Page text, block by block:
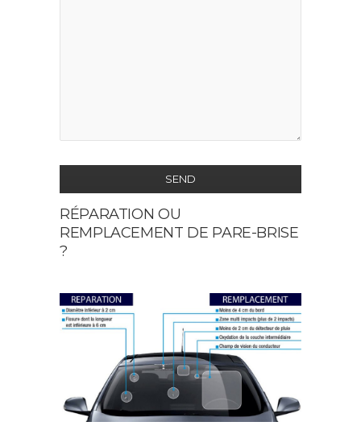
SEND
This
field
should
left
blank
RÉPARATION OU
REMPLACEMENT DE PARE-BRISE
?